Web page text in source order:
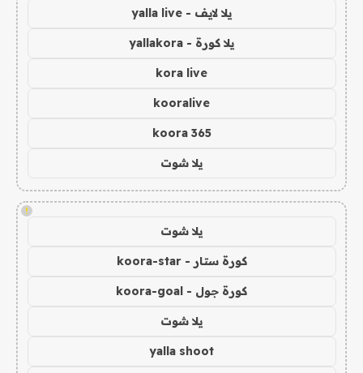
يلا لايف - yalla live
يلا كورة - yallakora
kora live
kooralive
koora 365
يلا شوت
!
يلا شوت
كورة ستار - koora-star
كورة جول - koora-goal
يلا شوت
yalla shoot